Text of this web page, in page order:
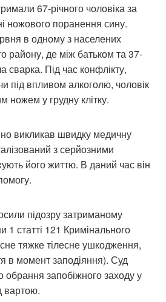
67-річного чоловіка за
ножового поранення сину.
в одному з населених
району, де між батьком та 37-
сварка. Під час конфлікту,
під впливом алкоголю, чоловік
ножем у грудну клітку.
викликав швидку медичну
з серйозними
його життю. В даний час він
підозру затриманому
1 статті 121 Кримінального
тяжке тілесне ушкодження,
в момент заподіяння). Суд
запобіжного заходу у
вартою.